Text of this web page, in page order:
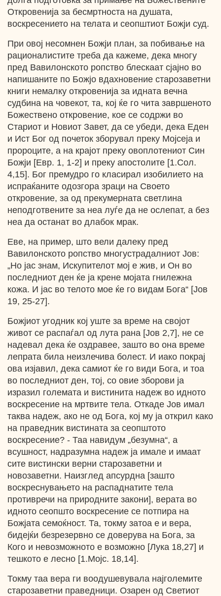
Откровенија за бесмртноста на душата,
воскресението на телата и сеопштиот Божји суд.
При овој несомнен Божји план, за побивање на
рационалистите треба да кажеме, дека многу
пред Вавилонското ропство блескаат сјајно во
напишаните по Божјо вдахновение старозаветни
книги немалку откровенија за идната вечна
судбина на човекот, та, кој ќе го чита завршеното
Божествено откровение, кое се содржи во
Стариот и Новиот Завет, да се убеди, дека Еден
и Ист Бог од почеток зборувал преку Мојсеја и
пророците, а на крајот преку овоплотениот Син
Божји [Eвp. 1, 1-2] и преку апостолите [1.Сол.
4,15]. Бог премудро го класирал изобилието на
испраќаните одозгора зраци на Своето
откровение, за од прекумерната светлина
неподготвените за неа луѓе да не ослепат, а без
неа да останат во длабок мрак.
Еве, на пример, што вели далеку пред
Вавилонското ропство многустрадалниот Јов:
„Но јас знам, Искупителот мој е жив, и Он во
последниот ден ќе ја крене мојата гнилежна
кожа. И јас во телото мое ќе го видам Бога“ [Јов
19, 25-27].
Божјиот угодник кој уште за време на својот
живот се распаѓал од лута рана [Јов 2,7], не се
надевал дека ќе оздравее, зашто во она време
лепрата била неизлечива болест. И иако покрај
ова изјавил, дека самиот ќе го види Бога, и тоа
во последниот ден, тој, со овие зборови ја
изразил големата и вистинита надеж во идното
воскресение на мртвите тела. Откаде Јов имал
таква надеж, ако не од Бога, кој му ја открил како
на праведник вистината за сеопштото
воскресение? - Таа навидум „безумна“, а
всушност, надразумна надеж ја имале и имаат
сите вистински верни старозаветни и
новозаветни. Наизглед апсурдна [зашто
воскреснувањето на распаднатите тела
противречи на природните закони], верата во
идното сеопшто воскресение се потпира на
Божјата семоќност. Та, токму затоа е и вера,
бидејќи безрезервно се доверува на Бога, за
Кого и невозможното е возможно [Лука 18,27] и
тешкото е лесно [1.Мојс. 18,14].
Токму таа вера ги воодушевувала најголемите
старозаветни праведници. Озарен од Светиот